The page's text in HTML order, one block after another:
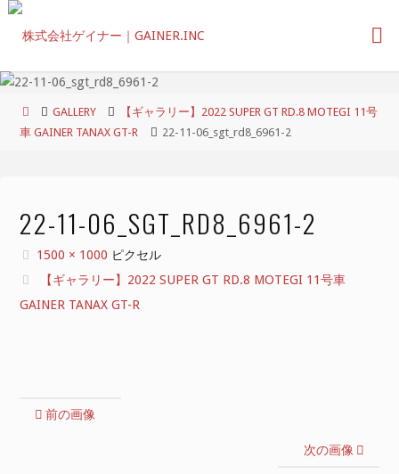
コ
ン
ホ
ー
GALLERY
【ギャラリー】2022 SUPER GT RD.8 MOTEGI 11号
車 GAINER TANAX GT-R
22-11-06_sgt_rd8_6961-2
22-11-06_SGT_RD8_6961-2
フ
ル
サ
1500 × 1000 ピクセル
【ギャラリー】2022 SUPER GT RD.8 MOTEGI 11号車
GAINER TANAX GT-R
前の画像
次の画像